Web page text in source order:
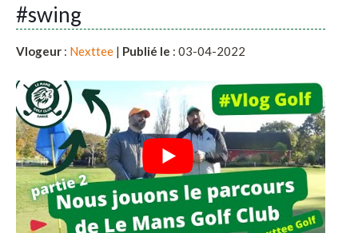
#swing
Vlogeur : Nexttee | Publié le : 03-04-2022